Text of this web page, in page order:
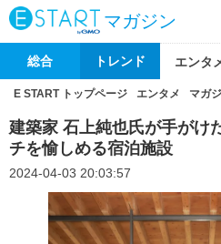
マガジン
総合 トレンド エンタ
E START トップページ エンタメ マガ
建築家 石上純也氏が手がけ
チを愉しめる宿泊施設
2024-04-03 20:03:57